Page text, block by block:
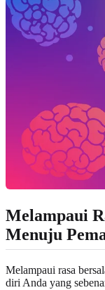
Melampaui
Menuju
Melampaui rasa
diri Anda yang